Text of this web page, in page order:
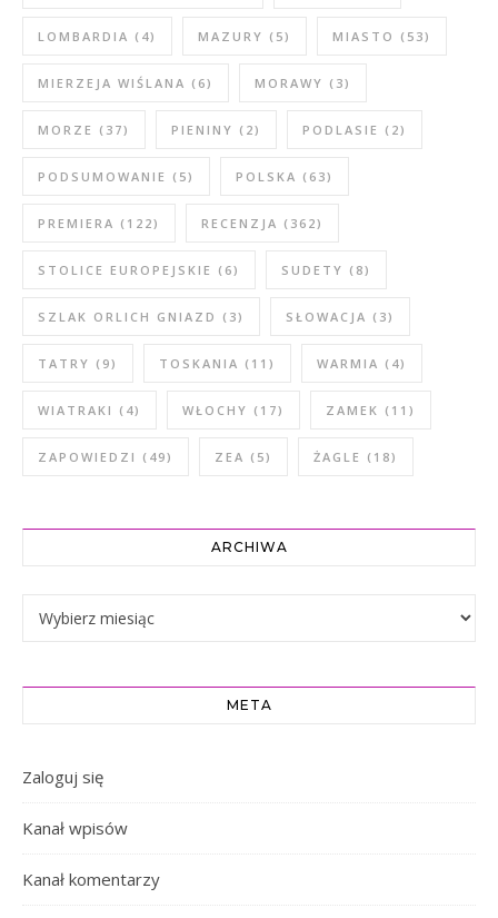
LOMBARDIA (4) MAZURY (5) MIASTO (53)
MIERZEJA WIŚLANA (6) MORAWY (3)
MORZE (37) PIENINY (2) PODLASIE (2)
PODSUMOWANIE (5) POLSKA (63)
PREMIERA (122) RECENZJA (362)
STOLICE EUROPEJSKIE (6) SUDETY (8)
SZLAK ORLICH GNIAZD (3) SŁOWACJA (3)
TATRY (9) TOSKANIA (11) WARMIA (4)
WIATRAKI (4) WŁOCHY (17) ZAMEK (11)
ZAPOWIEDZI (49) ZEA (5) ŻAGLE (18)
ARCHIWA
Archiwa
META
Zaloguj się
Kanał wpisów
Kanał komentarzy